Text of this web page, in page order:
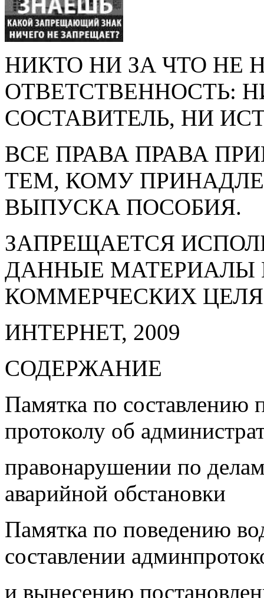
НИКТО НИ ЗА ЧТО НЕ
ОТВЕТСТВЕННОСТЬ:
СОСТАВИТЕЛЬ, НИ
ВСЕ ПРАВА ПРАВА
ТЕМ, КОМУ
ВЫПУСКА ПОСОБИЯ.
ЗАПРЕЩАЕТСЯ
ДАННЫЕ МАТЕРИАЛЫ
КОММЕРЧЕСКИХ
ИНТЕРНЕТ, 2009
СОДЕРЖАНИЕ
Памятка по составлению
протоколу об
правонарушении по
аварийной
Памятка по поведению
составлении
и вынесению